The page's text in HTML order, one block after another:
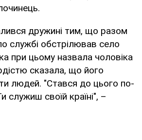
дружині тим, що разом
службі обстрілював село
при цьому назвала чоловіка
сказала, що його
людей. "Стався до цього по-
служиш своїй країні", –